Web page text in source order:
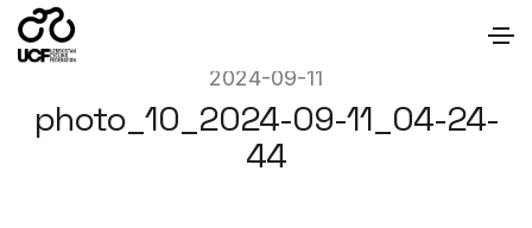
2024-09-11
photo_10_2024-09-11_04-24-
44